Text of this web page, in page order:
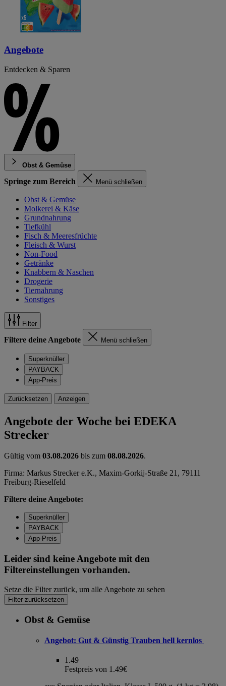
Angebote
Entdecken & Sparen
Obst & Gemüse
Springe zum Bereich Menü schließen
Obst & Gemüse
Molkerei & Käse
Grundnahrung
Tiefkühl
Fisch & Meeresfrüchte
Fleisch & Wurst
Non-Food
Getränke
Knabbern & Naschen
Drogerie
Tiernahrung
Sonstiges
Filter
Filtere deine Angebote Menü schließen
Superknüller
PAYBACK
App-Preis
Zurücksetzen Anzeigen
Angebote der Woche bei EDEKA
Strecker
Gültig vom 03.08.2026 bis zum 08.08.2026.
Firma: Markus Strecker e.K., Maxim-Gorkij-Straße 21, 79111
Freiburg-Rieselfeld
Filtere deine Angebote:
Superknüller
PAYBACK
App-Preis
Leider sind keine Angebote mit den
Filtereinstellungen vorhanden.
Setze die Filter zurück, um alle Angebote zu sehen
Filter zurücksetzen
Obst & Gemüse
Angebot: Gut & Günstig Trauben hell kernlos
1.49
Festpreis von 1.49€